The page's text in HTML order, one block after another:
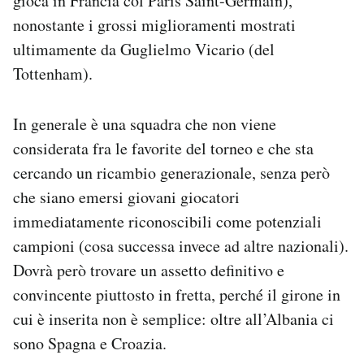
nonostante i grossi miglioramenti mostrati
ultimamente da Guglielmo Vicario (del
Tottenham).
In generale è una squadra che non viene
considerata fra le favorite del torneo e che sta
cercando un ricambio generazionale, senza però
che siano emersi giovani giocatori
immediatamente riconoscibili come potenziali
campioni (cosa successa invece ad altre nazionali).
Dovrà però trovare un assetto definitivo e
convincente piuttosto in fretta, perché il girone in
cui è inserita non è semplice: oltre all’Albania ci
sono Spagna e Croazia.